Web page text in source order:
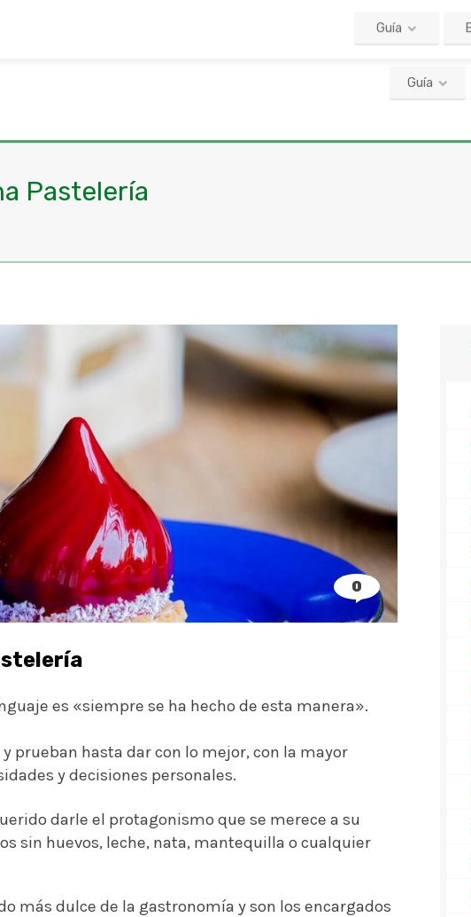
Guía
Pastelería
0
es «siempre se ha hecho de esta manera».
prueban hasta dar con lo mejor, con la mayor
y decisiones personales.⁠
darle el protagonismo que se merece a su
sin huevos, leche, nata, mantequilla o cualquier
más dulce de la gastronomía y son los encargados